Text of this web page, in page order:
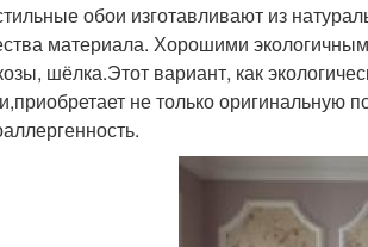
обои изготавливают из
материала. Хорошими
шёлка.Этот вариант, как
не только оригинальную